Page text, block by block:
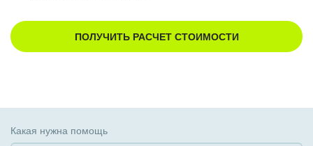
ПОЛУЧИТЬ РАСЧЕТ СТОИМОСТИ
Какая нужна помощь